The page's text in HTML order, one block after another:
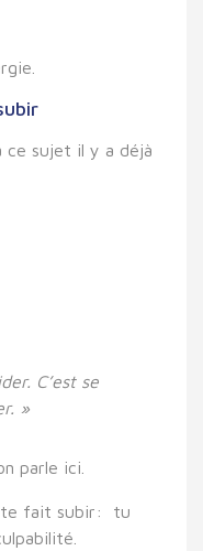
ce sujet il y a déjà
C’est se
»
parle ici.
te fait subir:
tu